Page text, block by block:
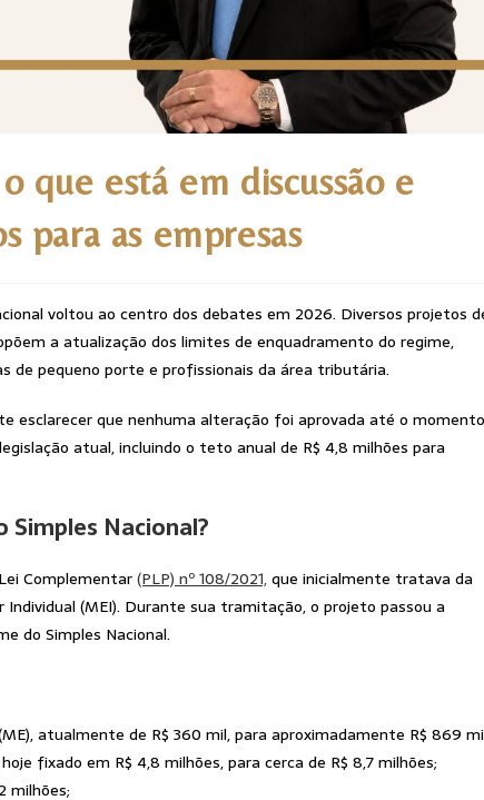
que está em discussão e
para as empresas
voltou ao centro dos debates em 2026. Diversos projetos
a atualização dos limites de enquadramento do regime,
de pequeno porte e profissionais da área tributária.
esclarecer que nenhuma alteração foi aprovada até o
atual, incluindo o teto anual de R$ 4,8 milhões para
Nacional?
Complementar(PLP) nº 108/2021,que inicialmente tratava da
(MEI). Durante sua tramitação, o projeto passou a
do Simples Nacional.
atualmente de R$ 360 mil, para aproximadamente R$ 869
fixado em R$ 4,8 milhões, para cerca de R$ 8,7 milhões;
milhões;